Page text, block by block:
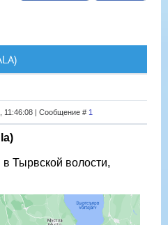
11:46:08 | Сообщение # 1
Тырвской волости,